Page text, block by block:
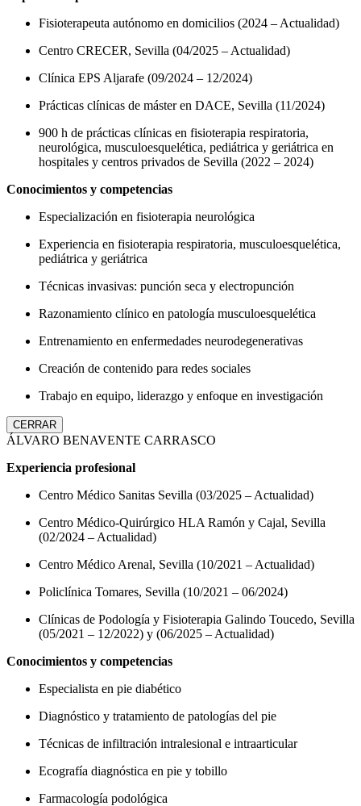
Fisioterapeuta autónomo en domicilios (2024 – Actualidad)
Centro CRECER, Sevilla (04/2025 – Actualidad)
Clínica EPS Aljarafe (09/2024 – 12/2024)
Prácticas clínicas de máster en DACE, Sevilla (11/2024)
900 h de prácticas clínicas en fisioterapia respiratoria,
neurológica, musculoesquelética, pediátrica y geriátrica en
hospitales y centros privados de Sevilla (2022 – 2024)
Conocimientos y competencias
Especialización en fisioterapia neurológica
Experiencia en fisioterapia respiratoria, musculoesquelética,
pediátrica y geriátrica
Técnicas invasivas: punción seca y electropunción
Razonamiento clínico en patología musculoesquelética
Entrenamiento en enfermedades neurodegenerativas
Creación de contenido para redes sociales
Trabajo en equipo, liderazgo y enfoque en investigación
CERRAR
ÁLVARO BENAVENTE CARRASCO
Experiencia profesional
Centro Médico Sanitas Sevilla (03/2025 – Actualidad)
Centro Médico-Quirúrgico HLA Ramón y Cajal, Sevilla
(02/2024 – Actualidad)
Centro Médico Arenal, Sevilla (10/2021 – Actualidad)
Policlínica Tomares, Sevilla (10/2021 – 06/2024)
Clínicas de Podología y Fisioterapia Galindo Toucedo, Sevilla
(05/2021 – 12/2022) y (06/2025 – Actualidad)
Conocimientos y competencias
Especialista en pie diabético
Diagnóstico y tratamiento de patologías del pie
Técnicas de infiltración intralesional e intraarticular
Ecografía diagnóstica en pie y tobillo
Farmacología podológica